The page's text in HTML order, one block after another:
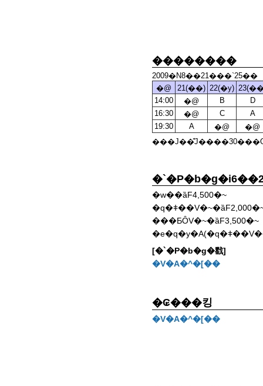
��������
2009�N8��21���`25��
�@
21(��) 22(�y)
14:00
�@ B
D
16:30
�@ C
A
19:30
A �@
�@
�w��ȁF4,500�~
���ƂȎV�~�ȁF3,500�~
[�`�P�b�g�戵]
�V�A�^�[��
�₢���킹
�V�A�^�[��